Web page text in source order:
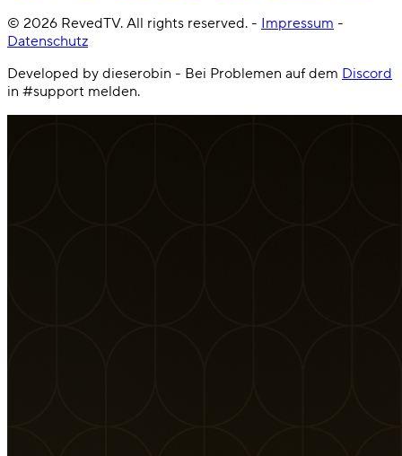
© 2026 RevedTV. All rights reserved. - Impressum -
Datenschutz
Developed by dieserobin - Bei Problemen auf dem Discord
in #support melden.